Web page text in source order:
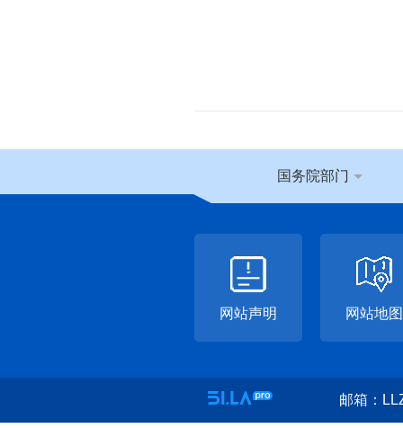
国务院部门
网站声明 网站地图
邮箱：